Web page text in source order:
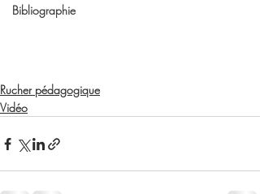
Bibliographie
Rucher pédagogique
Vidéo